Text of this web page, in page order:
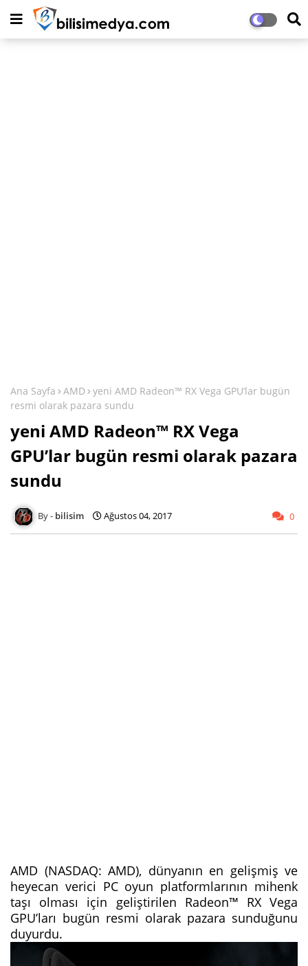
Ana Sayfa AMD yeni AMD Radeon™ RX Vega GPU’lar bugün
resmi olarak pazara sundu
yeni AMD Radeon™ RX Vega
GPU’lar bugün resmi olarak pazara
sundu
bilisim Ağustos 04, 2017 0
AMD (NASDAQ: AMD), dünyanın en gelişmiş ve
heyecan verici PC oyun platformlarının mihenk
taşı olması için geliştirilen Radeon™ RX Vega
GPU’ları bugün resmi olarak pazara sunduğunu
duyurdu.